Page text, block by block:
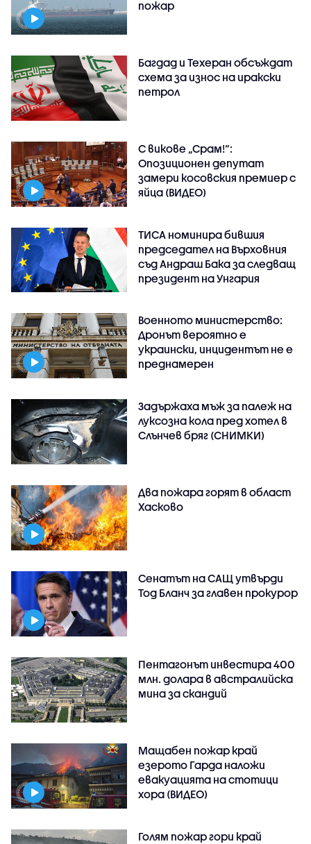
пожар
Багдад и Техеран обсъждат
схема за износ на иракски
петрол
С викове „Срам!“:
Опозиционен депутат
замери косовския премиер с
яйца (ВИДЕО)
ТИСА номинира бившия
председател на Върховния
съд Андраш Бака за следващ
президент на Унгария
Военното министерство:
Дронът вероятно е
украински, инцидентът не е
преднамерен
Задържаха мъж за палеж на
луксозна кола пред хотел в
Слънчев бряг (СНИМКИ)
Два пожара горят в област
Хасково
Сенатът на САЩ утвърди
Тод Бланч за главен прокурор
Пентагонът инвестира 400
млн. долара в австралийска
мина за скандий
Мащабен пожар край
езерото Гарда наложи
евакуацията на стотици
хора (ВИДЕО)
Голям пожар гори край